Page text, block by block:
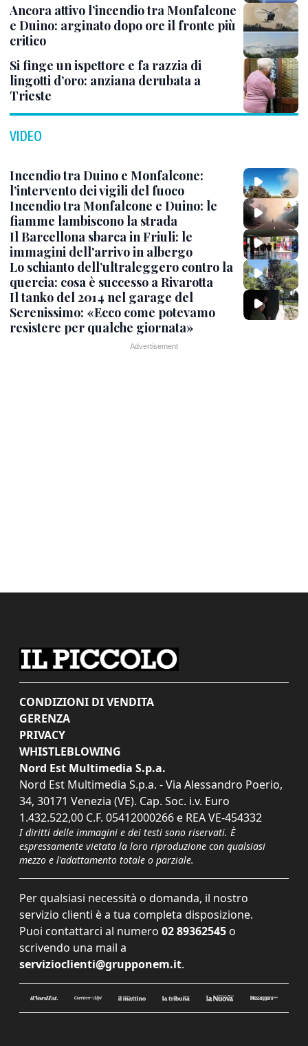
Ancora attivo l’incendio tra Monfalcone
e Duino: arginato dopo ore il fronte più
critico
Si finge un ispettore e fa razzia di
lingotti d’oro: anziana derubata a
Trieste
VIDEO
Incendio tra Duino e Monfalcone:
l’intervento dei vigili del fuoco
Incendio tra Monfalcone e Duino: le
fiamme lambiscono la strada
Il Barcellona sbarca in Friuli: le
immagini dell'arrivo in albergo
Lo schianto dell’ultraleggero contro la
quercia: cosa è successo a Rivarotta
Il tanko del 2014 nel garage del
Serenissimo: «Ecco come potevamo
resistere per qualche giornata»
CONDIZIONI DI VENDITA
GERENZA
PRIVACY
WHISTLEBLOWING
Nord Est Multimedia S.p.a.
Nord Est Multimedia S.p.a. - Via Alessandro Poerio,
34, 30171 Venezia (VE). Cap. Soc. i.v. Euro
1.432.522,00 C.F. 05412000266 e REA VE-454332
I diritti delle immagini e dei testi sono riservati. È
espressamente vietata la loro riproduzione con qualsiasi
mezzo e l'adattamento totale o parziale.
Per qualsiasi necessità o domanda, il nostro
servizio clienti è a tua completa disposizione.
Puoi contattarci al numero 02 89362545 o
scrivendo una mail a
servizioclienti@grupponem.it.